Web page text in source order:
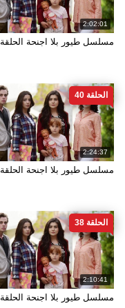
2:02:01
مسلسل طيور بلا اجنحة الحلقة 42
2:24:37
الحلقة 40
مسلسل طيور بلا اجنحة الحلقة 40
2:10:41
الحلقة 38
مسلسل طيور بلا اجنحة الحلقة 38